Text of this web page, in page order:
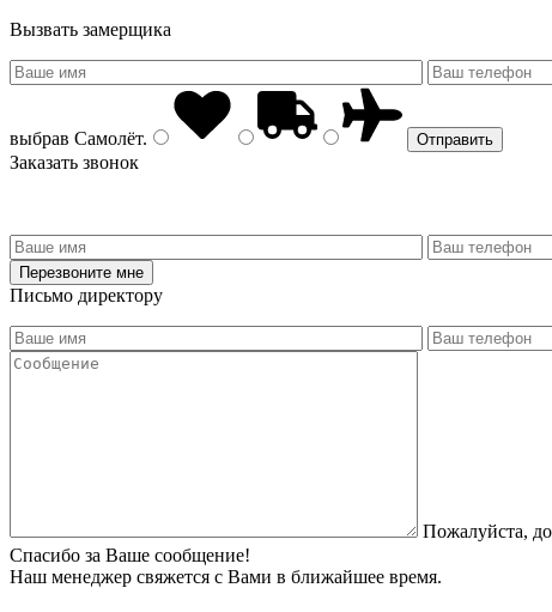
Вызвать замерщика
выбрав Самолёт.
Заказать звонок
Письмо директору
Пожалуйста,
Спасибо за Ваше сообщение!
Наш менеджер свяжется с Вами в ближайшее время.